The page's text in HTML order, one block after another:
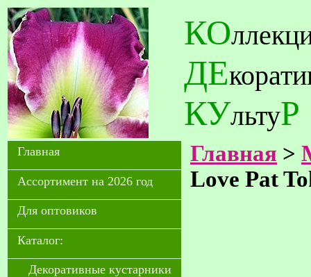
КО
ДЕ
КУльтуР
Главная
Ассортимент на 2026 год
Для оптовиков
Каталог:
Декоративные кустарники
Главная >
Love Pat